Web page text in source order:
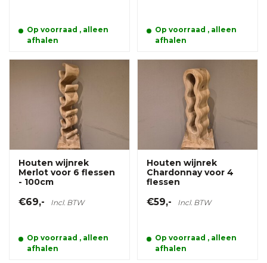
Op voorraad , alleen
afhalen
Op voorraad , alleen
afhalen
Houten wijnrek
Merlot voor 6 flessen
- 100cm
€69,- Incl. BTW
Op voorraad , alleen
afhalen
Houten wijnrek
Chardonnay voor 4
flessen
€59,- Incl. BTW
Op voorraad , alleen
afhalen